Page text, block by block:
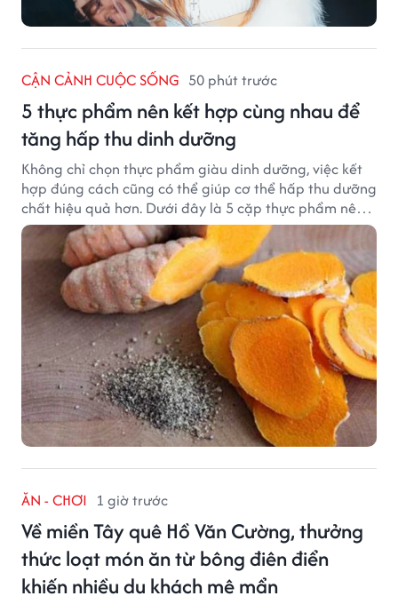
CẬN CẢNH CUỘC SỐNG 50 phút trước
5 thực phẩm nên kết hợp cùng nhau để
tăng hấp thu dinh dưỡng
Không chỉ chọn thực phẩm giàu dinh dưỡng, việc kết
hợp đúng cách cũng có thể giúp cơ thể hấp thu dưỡng
chất hiệu quả hơn. Dưới đây là 5 cặp thực phẩm nên
ăn cùng nhau để tối ưu giá trị dinh dưỡng.
ĂN - CHƠI 1 giờ trước
Về miền Tây quê Hồ Văn Cường, thưởng
thức loạt món ăn từ bông điên điển
khiến nhiều du khách mê mẩn